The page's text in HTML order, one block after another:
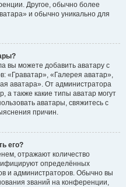
Другое, обычно более
и обычно уникально для
вы можете добавить аватару с
«Граватар», «Галерея аватар»,
аватара». От администратора
а также какие типы аватар могут
аватары, свяжитесь с
причин.
его?
отражают количество
определённых
и администраторов. Обычно вы
званий на конференции,